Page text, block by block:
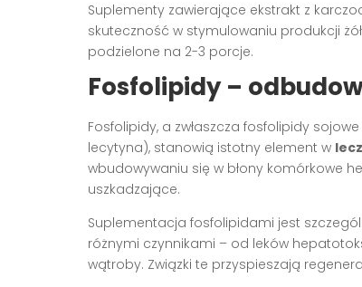
Suplementy zawierające ekstrakt z
skuteczność w stymulowaniu produkcji
podzielone na 2-3 porcje.
Fosfolipidy –
Fosfolipidy, a zwłaszcza fosfolipidy
lecytyna), stanowią istotny element w
wbudowywaniu się w błony komórkowe
uszkadzające.
Suplementacja fosfolipidami jest
różnymi czynnikami – od leków
wątroby. Związki te przyspieszają